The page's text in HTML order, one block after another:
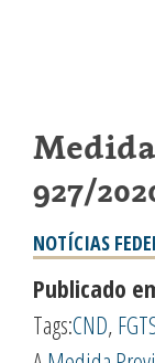
927/
NOTÍCIAS
Publicado
Tags:CND,